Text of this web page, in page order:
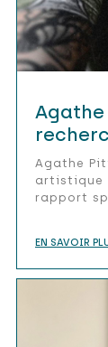
Agathe
artistique
rapport
EN SAVOIR